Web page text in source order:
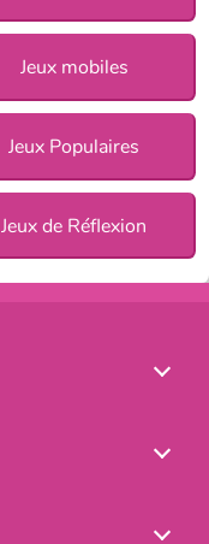
Jeux mobiles
Jeux Populaires
Jeux de Réflexion